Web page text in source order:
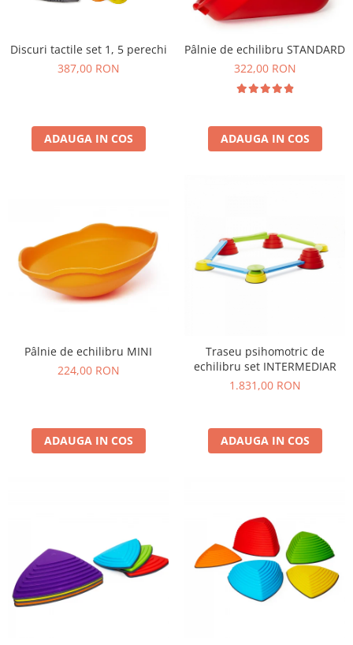
Biciclete si Triciclete
Biciclete Viking Challange
Biciclete Viking Explorer
Amenajări camere senzoriale
Echipamente camere senzoriale
Oferte pentru Camere Senzoriale
Creativitate si indemanare
Jocuri matematice
Jucării de sortare
Jucarii de echilibru
Mingi terapeutice
Module din burete
Discuri tactile set 1, 5 perechi
387,00 RON
ADAUGA IN COS
Pâlnie de echilibru STANDARD
322,00 RON
ADAUGA IN COS
Pâlnie de echilibru MINI
224,00 RON
ADAUGA IN COS
Traseu psihomotric de
echilibru set INTERMEDIAR
1.831,00 RON
ADAUGA IN COS